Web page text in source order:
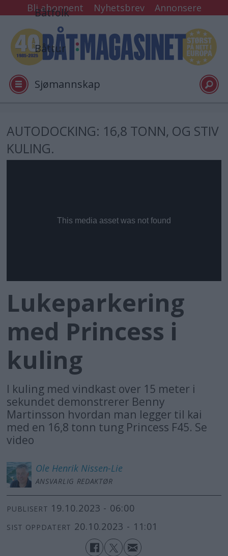
Bli abonnent Nyhetsbrev Annonsere
Båtfolk
Båttur
Sjømannskap
Arkiv
Logg inn
AUTODOCKING: 16,8 TONN, OG STIV
KULING.
Lukeparkering
med Princess i
kuling
I kuling med vindkast over 15 meter i
sekundet demonstrerer Benny
Martinsson hvordan man legger til kai
med en 16,8 tonn tung Princess F45. Se
video
Ole Henrik Nissen-Lie
ANSVARLIG REDAKTØR
PUBLISERT 19.10.2023 - 06:00
SIST OPPDATERT 20.10.2023 - 11:01